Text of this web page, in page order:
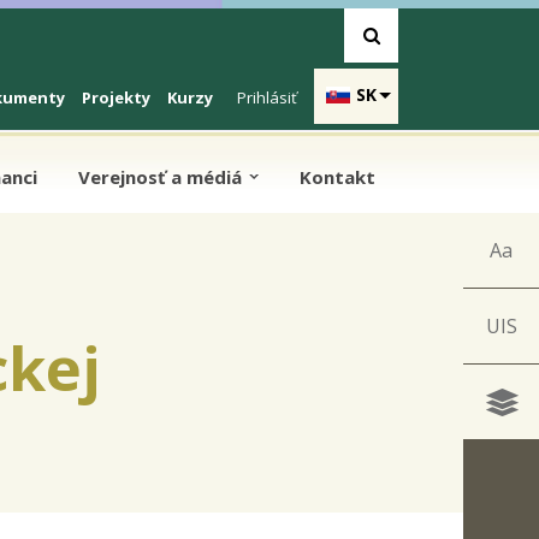
SK
Prihlásiť
Projekty Kurzy
Verejnosť a médiá Kontakt
Aa
UIS